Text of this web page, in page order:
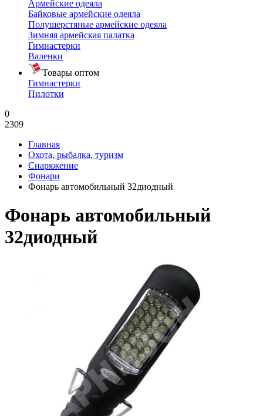
Армейские одеяла
Байковые армейские одеяла
Полушерстяные армейские одеяла
Зимняя армейская палатка
Гимнастерки
Валенки
Товары оптом
Гимнастерки
Пилотки
0
2309
Главная
Охота, рыбалка, туризм
Снаряжение
Фонари
Фонарь автомобильный 32диодный
Фонарь автомобильный
32диодный